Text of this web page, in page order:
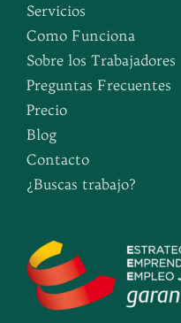
Servicios
Como Funciona
Sobre los Trabajadores
Preguntas Frecuentes
Precio
Blog
Contacto
¿Buscas trabajo?